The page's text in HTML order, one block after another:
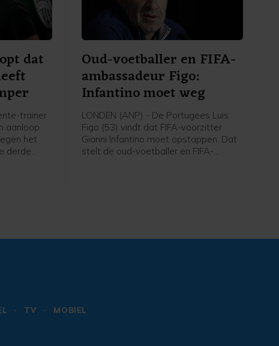
dat
trainer
aanloop
het
derde
Oud-voetballer en FIFA-
ambassadeur Figo:
Infantino moet weg
LONDEN (ANP) - De Portugees Luis
Figo (53) vindt dat FIFA-voorzitter
Gianni Infantino moet opstappen. Dat
stelt de oud-voetballer en FIFA-
TV
MOBIEL